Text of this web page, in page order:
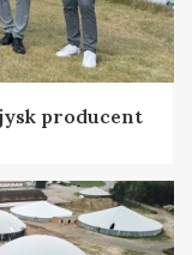
producent